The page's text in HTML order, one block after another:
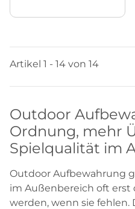
Artikel 1 - 14 von 14
Outdoor
Ordnung, mehr
Spielqualität im
Outdoor Aufbewahrung
im Außenbereich oft
werden, wenn sie